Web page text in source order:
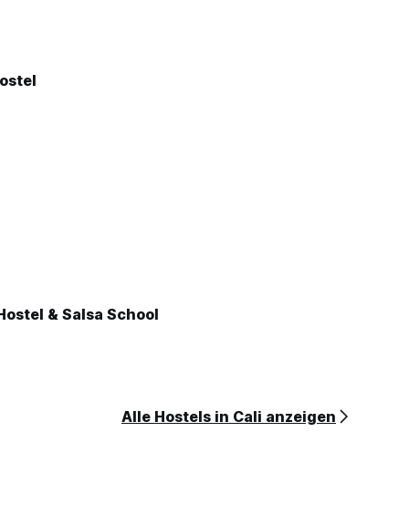
& Salsa School
Alle Hostels in Cali anzeigen